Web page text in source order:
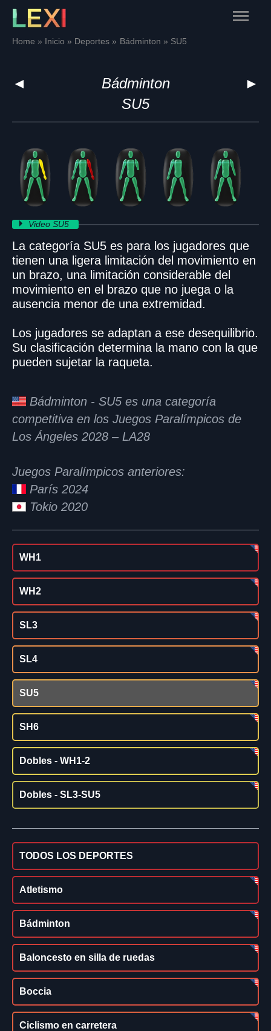
Skip
content
Main
Home Inicio Deportes Bádminton SU5
◄ ►
Bádminton
SU5
Video SU5
La categoría SU5 es para los jugadores que
tienen una ligera limitación del movimiento en
un brazo, una limitación considerable del
movimiento en el brazo que no juega o la
ausencia menor de una extremidad.
Los jugadores se adaptan a ese desequilibrio.
Su clasificación determina la mano con la que
pueden sujetar la raqueta.
Bádminton - SU5 es una categoría
competitiva en los Juegos Paralímpicos de
Los Ángeles 2028 – LA28
Juegos Paralímpicos anteriores:
París 2024
Tokio 2020
WH1
WH2
SL3
SL4
SU5
SH6
Dobles - WH1-2
Dobles - SL3-SU5
TODOS LOS DEPORTES
Atletismo
Bádminton
Baloncesto en silla de ruedas
Boccia
Ciclismo en carretera